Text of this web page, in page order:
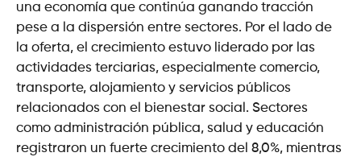
una economía que continúa ganando tracción
pese a la dispersión entre sectores. Por el lado de
la oferta, el crecimiento estuvo liderado por las
actividades terciarias, especialmente comercio,
transporte, alojamiento y servicios públicos
relacionados con el bienestar social. Sectores
como administración pública, salud y educación
registraron un fuerte crecimiento del 8,0%, mientras